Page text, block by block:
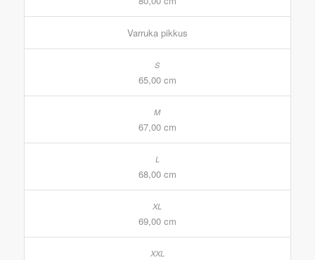
Varruka pikkus
65,00 cm
67,00 cm
68,00 cm
69,00 cm